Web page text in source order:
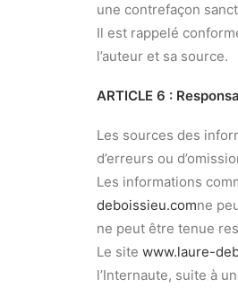
une contrefaçon
Il est rappelé
l’auteur et sa source.
ARTICLE 6 :
Les sources des
d’erreurs ou
Les informations
deboissieu.comne
ne peut être tenue
Le site www.laure-
l’Internaute, suite à